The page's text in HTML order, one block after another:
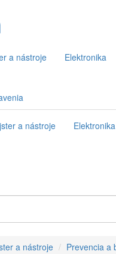
a nástroje Elektronika
a nástroje Elektronika
a nástroje Prevencia a